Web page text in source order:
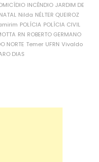
INCÊNDIO JARDIM DE
NATAL Nilda NÉLTER QUEIROZ
POLÍCIA POLÍCIA CIVIL
RN ROBERTO GERMANO
NORTE Temer UFRN Vivaldo
DIAS